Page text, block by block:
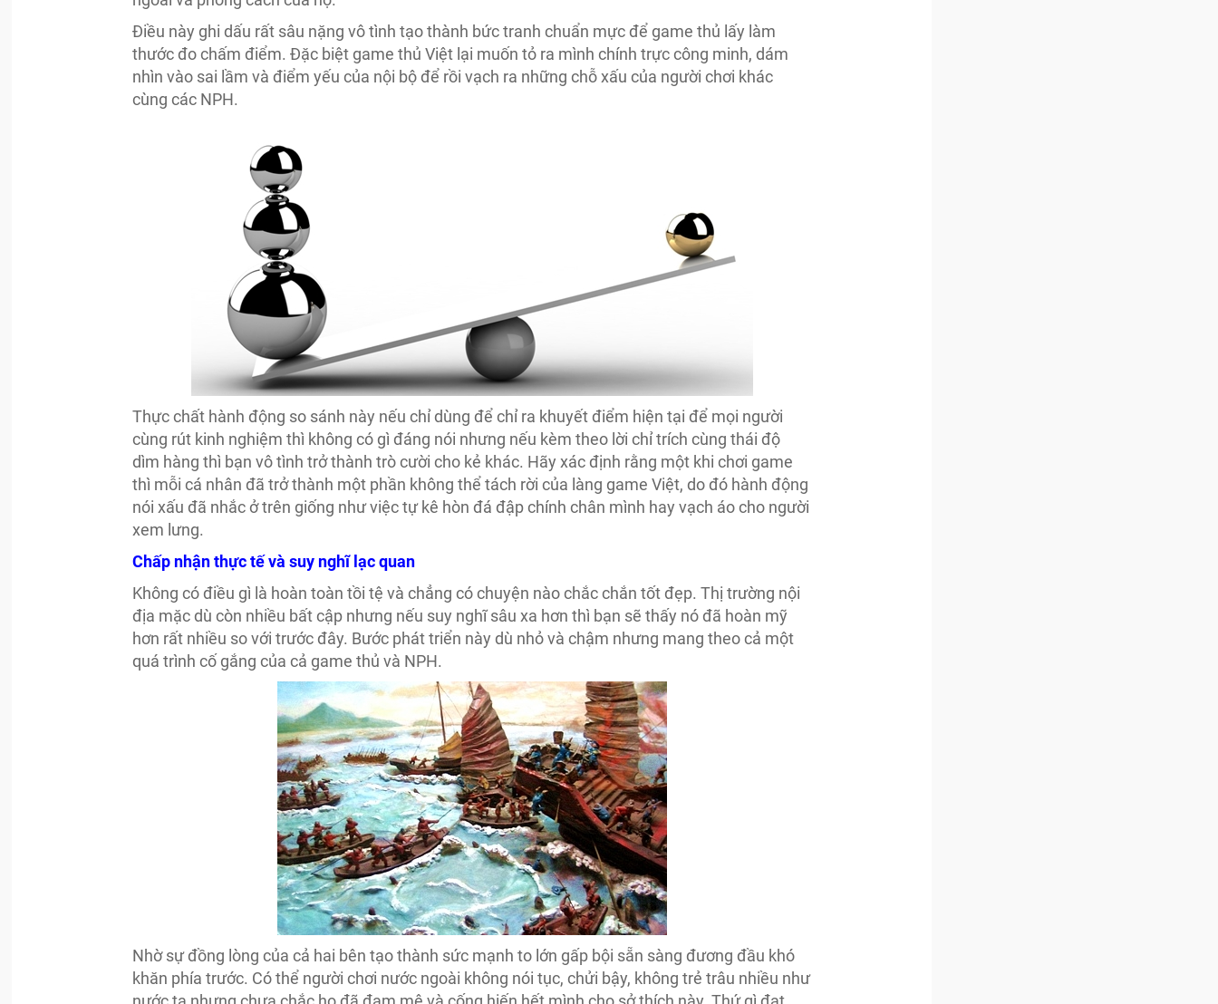
Điều này ghi dấu rất sâu nặng vô tình tạo thành bức tranh chuẩn mực để game thủ lấy làm
thước đo chấm điểm. Đặc biệt game thủ Việt lại muốn tỏ ra mình chính trực công minh, dám
nhìn vào sai lầm và điểm yếu của nội bộ để rồi vạch ra những chỗ xấu của người chơi khác
cùng các NPH.
Thực chất hành động so sánh này nếu chỉ dùng để chỉ ra khuyết điểm hiện tại để mọi người
cùng rút kinh nghiệm thì không có gì đáng nói nhưng nếu kèm theo lời chỉ trích cùng thái độ
dìm hàng thì bạn vô tình trở thành trò cười cho kẻ khác. Hãy xác định rằng một khi chơi game
thì mỗi cá nhân đã trở thành một phần không thể tách rời của làng game Việt, do đó hành động
nói xấu đã nhắc ở trên giống như việc tự kê hòn đá đập chính chân mình hay vạch áo cho người
xem lưng.
Chấp nhận thực tế và suy nghĩ lạc quan
Không có điều gì là hoàn toàn tồi tệ và chẳng có chuyện nào chắc chắn tốt đẹp. Thị trường nội
địa mặc dù còn nhiều bất cập nhưng nếu suy nghĩ sâu xa hơn thì bạn sẽ thấy nó đã hoàn mỹ
hơn rất nhiều so với trước đây. Bước phát triển này dù nhỏ và chậm nhưng mang theo cả một
quá trình cố gắng của cả game thủ và NPH.
Nhờ sự đồng lòng của cả hai bên tạo thành sức mạnh to lớn gấp bội sẵn sàng đương đầu khó
khăn phía trước. Có thể người chơi nước ngoài không nói tục, chửi bậy, không trẻ trâu nhiều như